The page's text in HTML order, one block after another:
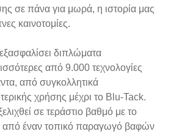
σε πάνα για μωρά, η ιστορία μας
καινοτομίες.
διπλώματα
από 9.000 τεχνολογίες
από συγκολλητικά
χρήσης μέχρι το Blu-Tack.
σε τεράστιο βαθμό με το
από έναν τοπικό παραγωγό βαφών